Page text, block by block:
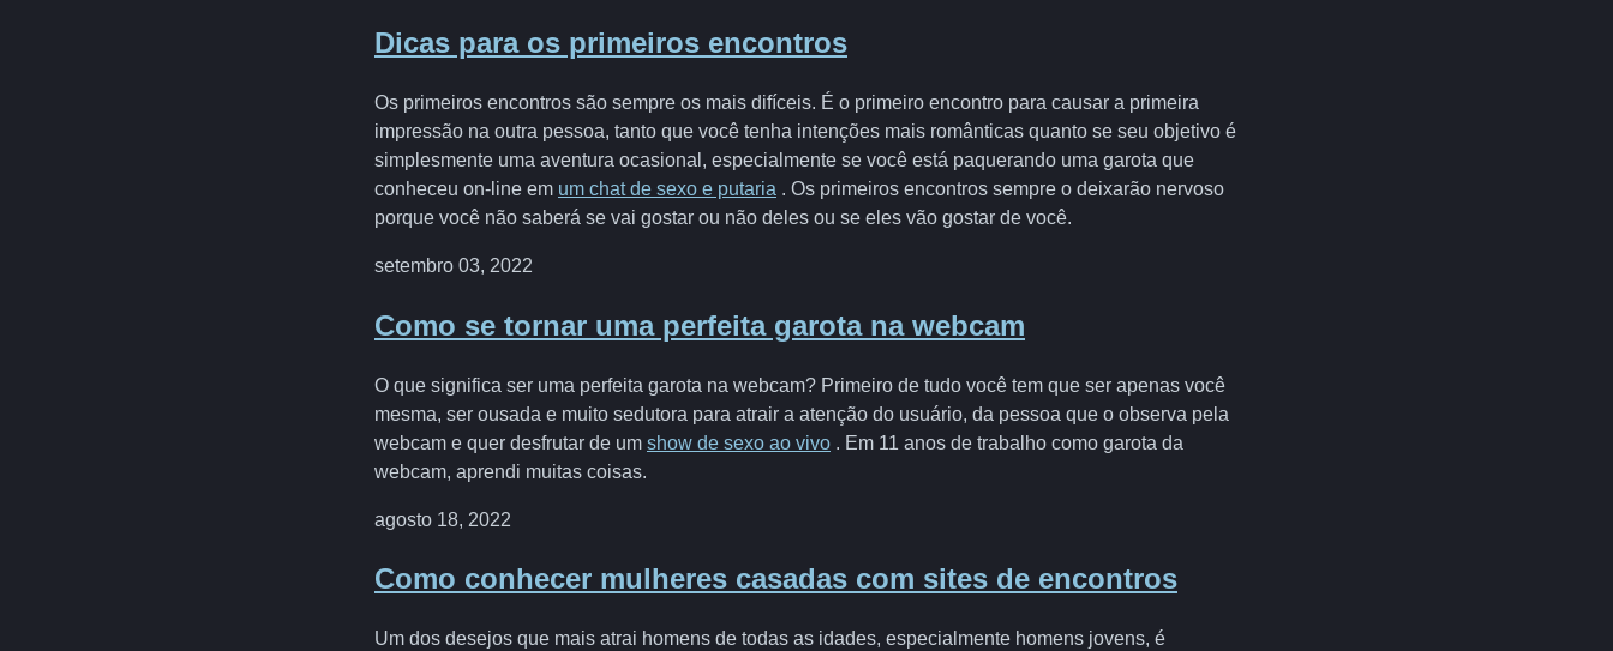
Dicas para os primeiros encontros
Os primeiros encontros são sempre os mais difíceis. É o primeiro encontro para causar a primeira
impressão na outra pessoa, tanto que você tenha intenções mais românticas quanto se seu objetivo é
simplesmente uma aventura ocasional, especialmente se você está paquerando uma garota que
conheceu on-line em um chat de sexo e putaria . Os primeiros encontros sempre o deixarão nervoso
porque você não saberá se vai gostar ou não deles ou se eles vão gostar de você.
setembro 03, 2022
Como se tornar uma perfeita garota na webcam
O que significa ser uma perfeita garota na webcam? Primeiro de tudo você tem que ser apenas você
mesma, ser ousada e muito sedutora para atrair a atenção do usuário, da pessoa que o observa pela
webcam e quer desfrutar de um show de sexo ao vivo . Em 11 anos de trabalho como garota da
webcam, aprendi muitas coisas.
agosto 18, 2022
Como conhecer mulheres casadas com sites de encontros
Um dos desejos que mais atrai homens de todas as idades, especialmente homens jovens, é